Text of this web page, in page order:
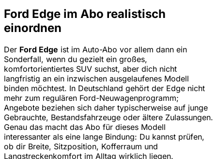
Ford Edge im Abo realistisch
einordnen
Der Ford Edge ist im Auto-Abo vor allem dann ein
Sonderfall, wenn du gezielt ein großes,
komfortorientiertes SUV suchst, aber dich nicht
langfristig an ein inzwischen ausgelaufenes Modell
binden möchtest. In Deutschland gehört der Edge nicht
mehr zum regulären Ford-Neuwagenprogramm;
Angebote beziehen sich daher typischerweise auf junge
Gebrauchte, Bestandsfahrzeuge oder ältere Zulassungen.
Genau das macht das Abo für dieses Modell
interessanter als eine lange Bindung: Du kannst prüfen,
ob dir Breite, Sitzposition, Kofferraum und
Langstreckenkomfort im Alltag wirklich liegen.